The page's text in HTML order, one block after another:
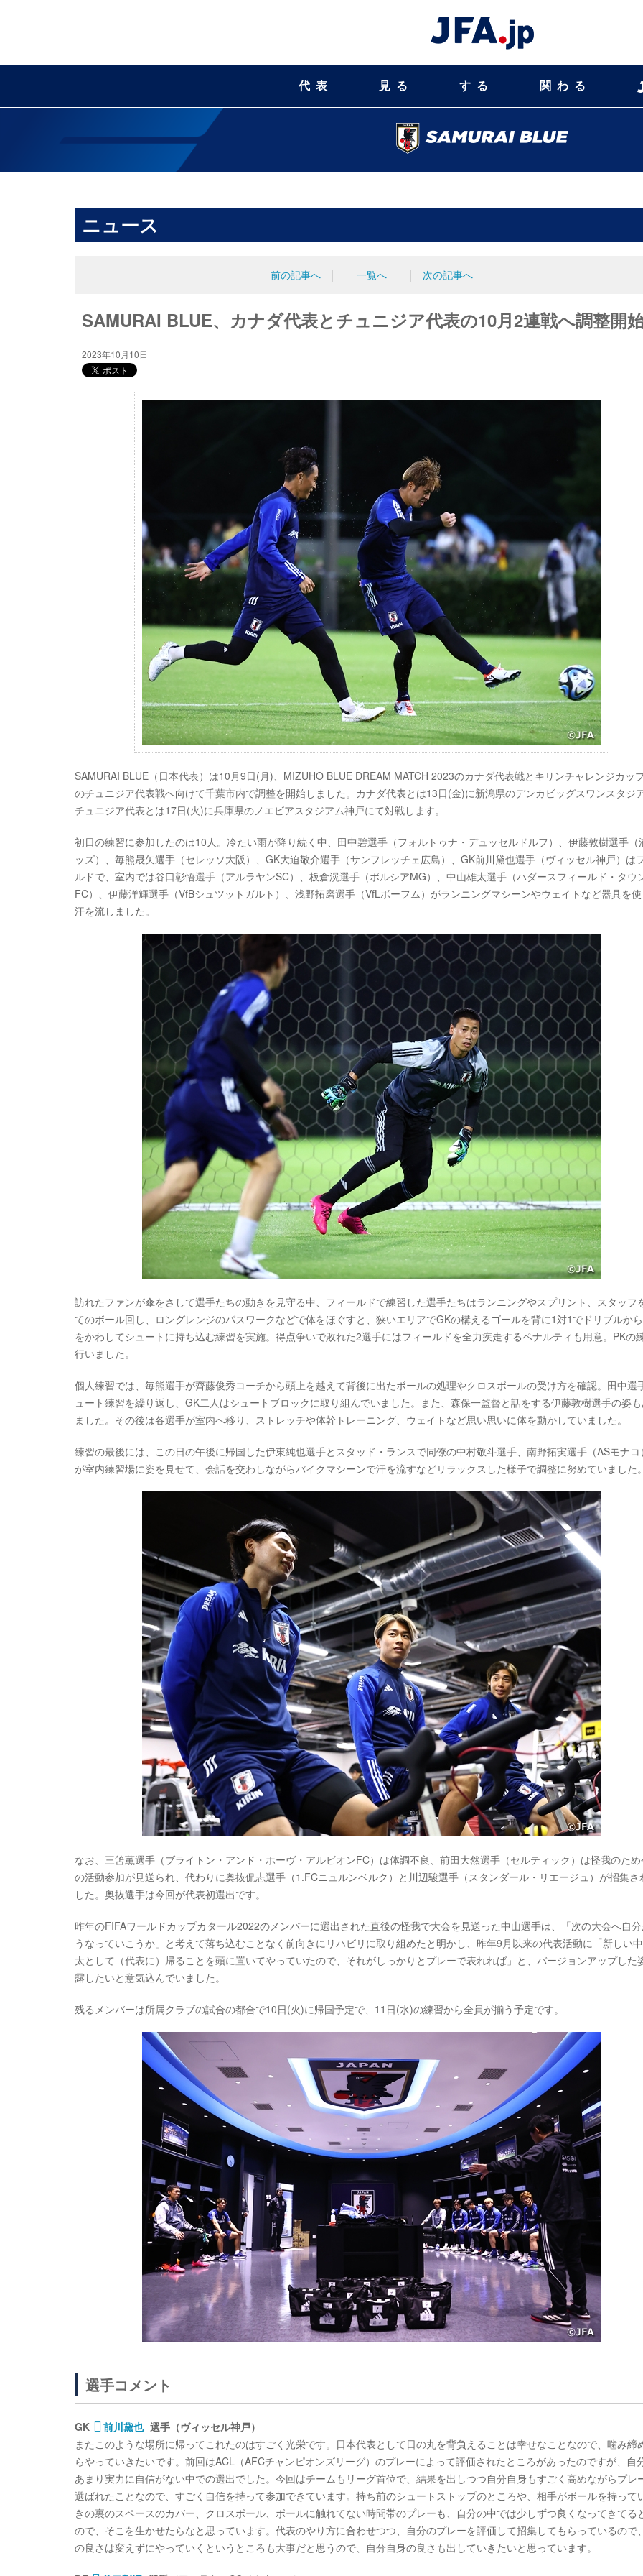
代表 見る する 関わる
ニュース
前の記事へ│ 一覧へ 次の記事へ
SAMURAI BLUE、カナダ代表とチュニジア代表の10月2連戦へ調整開
2023年10月10日
SAMURAI BLUE（日本代表）は10月9日(月)、MIZUHO BLUE DREAM MATCH 2023のカナダ代表戦とキリンチャレンジカッ
のチュニジア代表戦へ向けて千葉市内で調整を開始しました。カナダ代表とは13日(金)に新潟県のデンカビッグスワンスタジア
チュニジア代表とは17日(火)に兵庫県のノエビアスタジアム神戸にて対戦します。
初日の練習に参加したのは10人。冷たい雨が降り続く中、田中碧選手（フォルトゥナ・デュッセルドルフ）、伊藤敦樹選手（
ッズ）、毎熊晟矢選手（セレッソ大阪）、GK大迫敬介選手（サンフレッチェ広島）、GK前川黛也選手（ヴィッセル神戸）は
ルドで、室内では谷口彰悟選手（アルラヤンSC）、板倉滉選手（ボルシアMG）、中山雄太選手（ハダースフィールド・タウ
FC）、伊藤洋輝選手（VfBシュツットガルト）、浅野拓磨選手（VfLボーフム）がランニングマシーンやウェイトなど器具を使
汗を流しました。
訪れたファンが傘をさして選手たちの動きを見守る中、フィールドで練習した選手たちはランニングやスプリント、スタッフ
てのボール回し、ロングレンジのパスワークなどで体をほぐすと、狭いエリアでGKの構えるゴールを背に1対1でドリブルか
をかわしてシュートに持ち込む練習を実施。得点争いで敗れた2選手にはフィールドを全力疾走するペナルティも用意。PKの
行いました。
個人練習では、毎熊選手が齊藤俊秀コーチから頭上を越えて背後に出たボールの処理やクロスボールの受け方を確認。田中選
ュート練習を繰り返し、GK二人はシュートブロックに取り組んでいました。また、森保一監督と話をする伊藤敦樹選手の姿も
ました。その後は各選手が室内へ移り、ストレッチや体幹トレーニング、ウェイトなど思い思いに体を動かしていました。
練習の最後には、この日の午後に帰国した伊東純也選手とスタッド・ランスで同僚の中村敬斗選手、南野拓実選手（ASモナコ
が室内練習場に姿を見せて、会話を交わしながらバイクマシーンで汗を流すなどリラックスした様子で調整に努めていました。
なお、三笘薫選手（ブライトン・アンド・ホーヴ・アルビオンFC）は体調不良、前田大然選手（セルティック）は怪我のため
の活動参加が見送られ、代わりに奥抜侃志選手（1.FCニュルンベルク）と川辺駿選手（スタンダール・リエージュ）が招集さ
した。奥抜選手は今回が代表初選出です。
昨年のFIFAワールドカップカタール2022のメンバーに選出された直後の怪我で大会を見送った中山選手は、「次の大会へ自
うなっていこうか」と考えて落ち込むことなく前向きにリハビリに取り組めたと明かし、昨年9月以来の代表活動に「新しい
太として（代表に）帰ることを頭に置いてやっていたので、それがしっかりとプレーで表れれば」と、バージョンアップした
露したいと意気込んでいました。
残るメンバーは所属クラブの試合の都合で10日(火)に帰国予定で、11日(水)の練習から全員が揃う予定です。
選手コメント
GK 前川黛也 選手（ヴィッセル神戸）
またこのような場所に帰ってこれたのはすごく光栄です。日本代表として日の丸を背負えることは幸せなことなので、噛み締
らやっていきたいです。前回はACL（AFCチャンピオンズリーグ）のプレーによって評価されたところがあったのですが、自
あまり実力に自信がない中での選出でした。今回はチームもリーグ首位で、結果を出しつつ自分自身もすごく高めながらプレ
選ばれたことなので、すごく自信を持って参加できています。持ち前のシュートストップのところや、相手がボールを持って
きの裏のスペースのカバー、クロスボール、ボールに触れてない時間帯のプレーも、自分の中では少しずつ良くなってきてる
ので、そこを生かせたらなと思っています。代表のやり方に合わせつつ、自分のプレーを評価して招集してもらっているので
の良さは変えずにやっていくというところも大事だと思うので、自分自身の良さも出していきたいと思っています。